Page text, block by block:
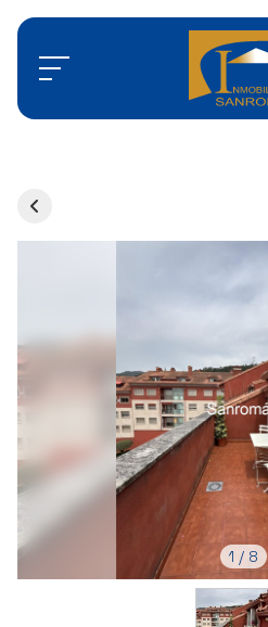
1 / 8